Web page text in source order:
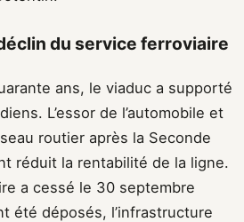
déclin du service ferroviaire
ans, le viaduc a supporté
L’essor de l’automobile et
routier après la Seconde
réduit la rentabilité de la ligne.
a cessé le 30 septembre
été déposés, l’infrastructure